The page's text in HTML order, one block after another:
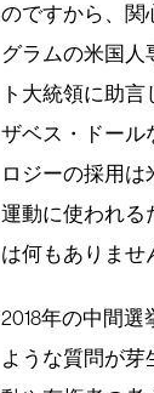
のですから、関
グラムの米国人
ト大統領に助
ザベス・ドール
ロジーの採用
運動に使われる
は何もありませ
2018年の中間
ような質問が